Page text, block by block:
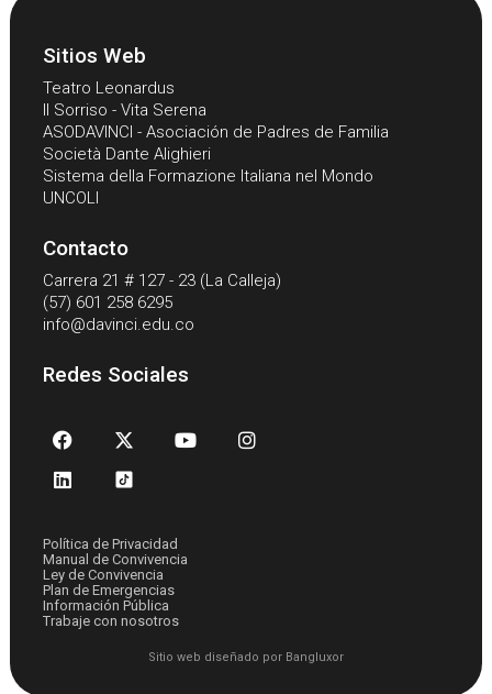
Sitios Web
Teatro Leonardus
Il Sorriso - Vita Serena
ASODAVINCI - Asociación de Padres de Familia
Società Dante Alighieri
Sistema della Formazione Italiana nel Mondo
UNCOLI
Contacto
Carrera 21 # 127 - 23 (La Calleja)
(57) 601 258 6295
info@davinci.edu.co
Redes Sociales
Política de Privacidad
Manual de Convivencia
Ley de Convivencia
Plan de Emergencias
Información Pública
Trabaje con nosotros
Sitio web diseñado por Bangluxor